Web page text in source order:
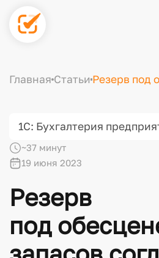
Главная Статьи Резерв под
1С: Бухгалтерия
~37 минут
19 июня 2023
Резерв
под